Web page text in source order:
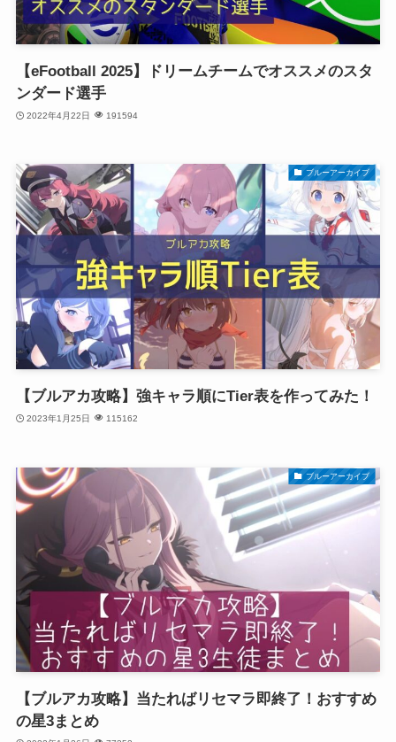
【eFootball 2025】ドリームチームでオススメのスタ
ンダード選手
2022年4月22日 191594
ブルーアーカイブ
【ブルアカ攻略】強キャラ順にTier表を作ってみた！
2023年1月25日 115162
ブルーアーカイブ
【ブルアカ攻略】当たればリセマラ即終了！おすすめ
の星3まとめ